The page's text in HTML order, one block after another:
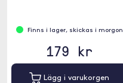
Finns i lager, skickas i morgon
179 kr
Lägg i varukorgen